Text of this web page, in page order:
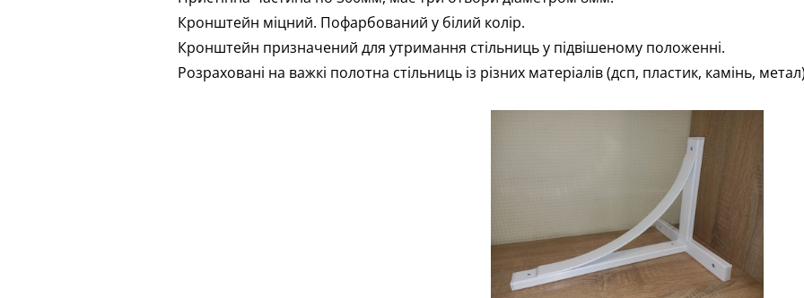
Кронштейн міцний. Пофарбований у білий колір.
Кронштейн призначений для утримання стільниць у підвішеному положенні.
Розраховані на важкі полотна стільниць із різних матеріалів (дсп, пластик, камінь,